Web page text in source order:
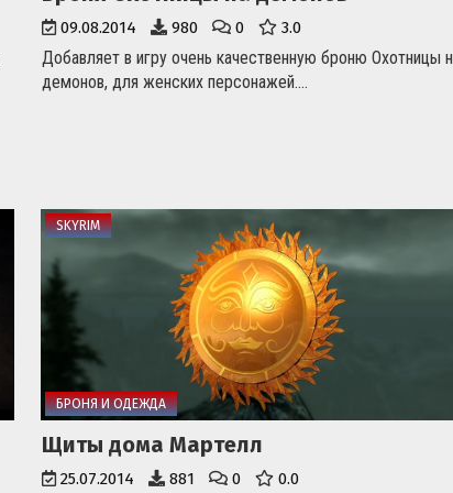
09.08.2014 980 0 3.0
Добавляет в игру очень качественную броню Охотницы
демонов, для женских персонажей....
SKYRIM
БРОНЯ И ОДЕЖДА
Щиты дома Мартелл
25.07.2014 881 0 0.0